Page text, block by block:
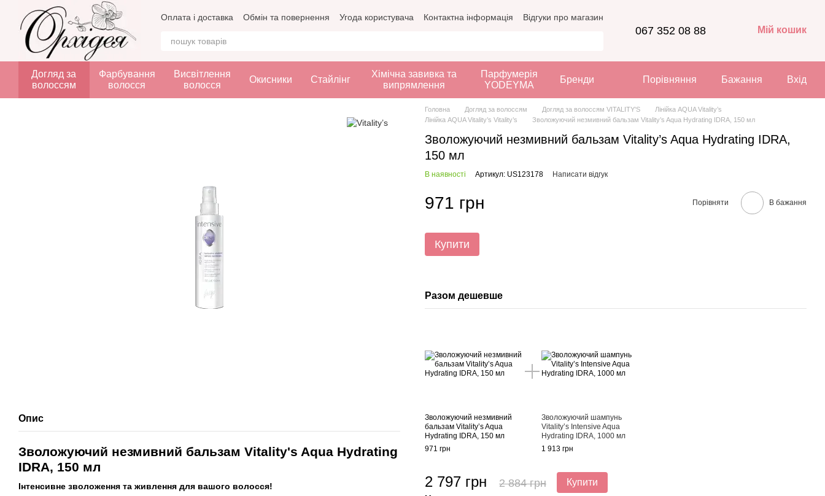
Перейти до основного контенту
Оплата і доставка Обмін та повернення Угода користувача Контактна інформація Відгуки про магазин
067 352 08 88 Мій кошик
Догляд за
волоссям
Фарбування
волосся
Висвітлення
волосся
Окисники Стайлінг
Хімічна завивка та
випрямлення
Парфумерія
YODEYMA
Бренди Порівняння Бажання Вхід
Опис
Зволожуючий незмивний бальзам Vitality's Aqua Hydrating
IDRA, 150 мл
Інтенсивне зволоження та живлення для вашого волосся!
Головна Догляд за волоссям Догляд за волоссям VITALITY'S
Лінійка AQUA Vitality’s
Лінійка AQUA Vitality’s Vitality’s
Зволожуючий незмивний бальзам Vitality’s Aqua Hydrating IDRA, 150 мл
Зволожуючий незмивний бальзам Vitality’s Aqua Hydrating IDRA,
150 мл
В наявності Артикул: US123178 Написати відгук
971 грн Порівняти В бажання
Купити
Разом дешевше
Зволожуючий незмивний
бальзам Vitality’s Aqua
Hydrating IDRA, 150 мл
971 грн
Зволожуючий шампунь
Vitality’s Intensive Aqua
Hydrating IDRA, 1000 мл
1 913 грн
2 797 грн 2 884 грн
Купити